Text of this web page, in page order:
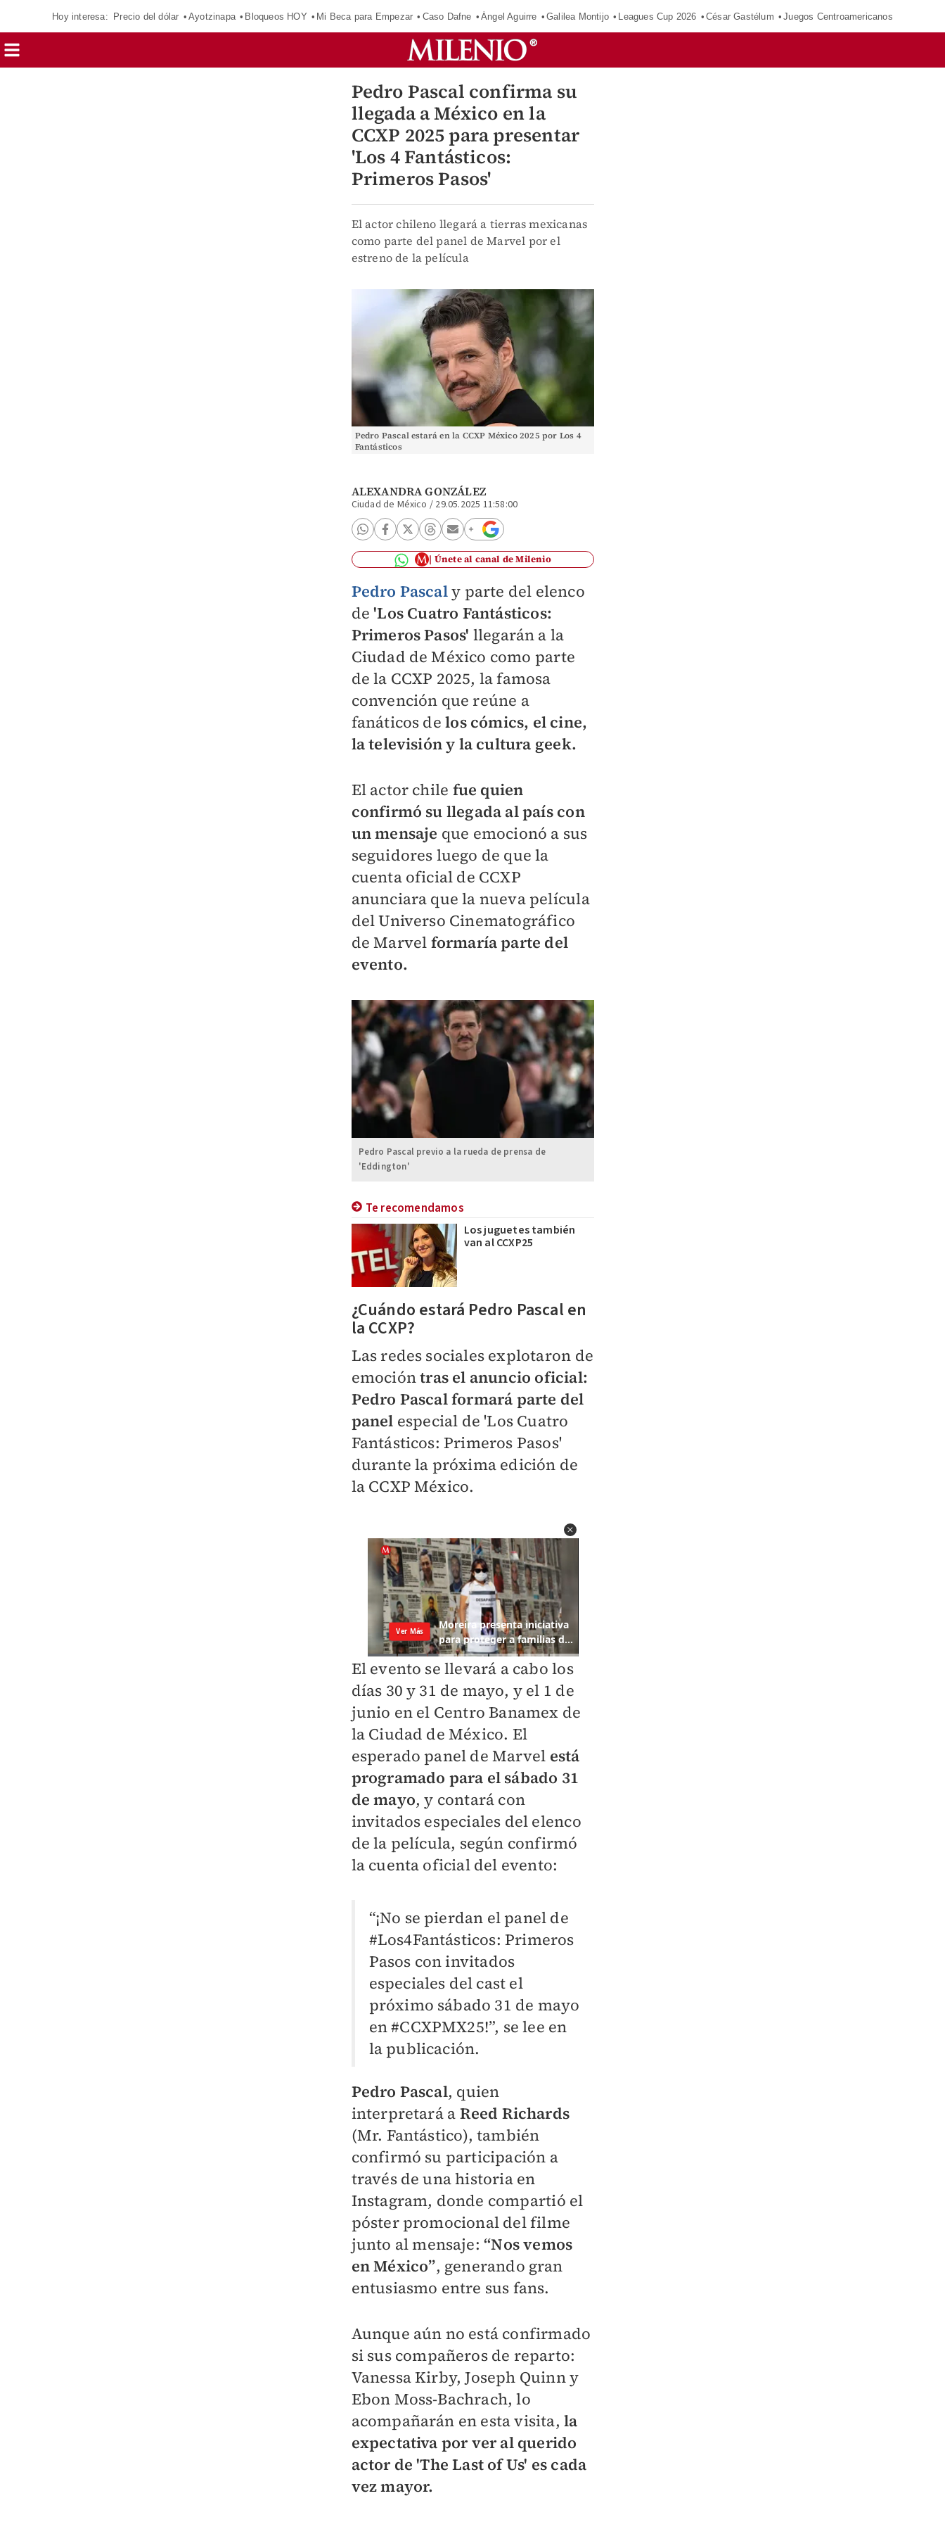
Hoy interesa: Precio del dólar Ayotzinapa Bloqueos HOY Mi Beca para Empezar Caso Dafne Ángel Aguirre Galilea Montijo Leagues Cup 2026 César Gastélum Juegos Centroamericanos
Pedro Pascal confirma su
llegada a México en la
CCXP 2025 para presentar
'Los 4 Fantásticos:
Primeros Pasos'
El actor chileno llegará a tierras mexicanas
como parte del panel de Marvel por el
estreno de la película
Pedro Pascal estará en la CCXP México 2025 por Los 4
Fantásticos
ALEXANDRA GONZÁLEZ
Ciudad de México / 29.05.2025 11:58:00
Únete al canal de Milenio
Pedro Pascaly parte del elenco
de'Los Cuatro Fantásticos:
Primeros Pasos' llegarán a la
Ciudad de México como parte
de la CCXP 2025, la famosa
convención que reúne a
fanáticos delos cómics, el cine,
la televisión y la cultura geek.
El actor chile fue quien
confirmó su llegada al país con
un mensaje que emocionó a sus
seguidores luego de que la
cuenta oficial de CCXP
anunciara que la nueva película
del Universo Cinematográfico
de Marvel formaría parte del
evento.
Pedro Pascal previo a la rueda de prensa de
'Eddington'
Te recomendamos
Los juguetes también
van al CCXP25
¿Cuándo estará Pedro Pascal en
la CCXP?
Las redes sociales explotaron de
emocióntras el anuncio oficial:
Pedro Pascal formará parte del
panel especial de 'Los Cuatro
Fantásticos: Primeros Pasos'
durante la próxima edición de
la CCXP México.
El evento se llevará a cabo los
días 30 y 31 de mayo, y el 1 de
junio en el Centro Banamex de
la Ciudad de México. El
esperado panel de Marvel está
programado para el sábado 31
de mayo, y contará con
invitados especiales del elenco
de la película, según confirmó
la cuenta oficial del evento:
“¡No se pierdan el panel de
#Los4Fantásticos: Primeros
Pasos con invitados
especiales del cast el
próximo sábado 31 de mayo
en #CCXPMX25!”, se lee en
la publicación.
Pedro Pascal, quien
interpretará a Reed Richards
(Mr. Fantástico), también
confirmó su participación a
través de una historia en
Instagram, donde compartió el
póster promocional del filme
junto al mensaje:“Nos vemos
en México”, generando gran
entusiasmo entre sus fans.
Aunque aún no está confirmado
si sus compañeros de reparto:
Vanessa Kirby, Joseph Quinn y
Ebon Moss-Bachrach, lo
acompañarán en esta visita,la
expectativa por ver al querido
actor de 'The Last of Us' es cada
vez mayor.